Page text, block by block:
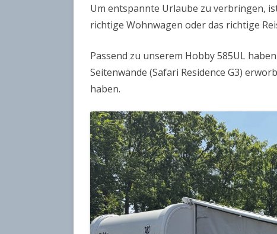
LMC EXPLORER
TABBERT
Um entspannte Urlaube zu verbringen,
richtige Wohnwagen oder das richtige
Passend zu unserem Hobby 585UL
Seitenwände (Safari Residence G3)
haben.